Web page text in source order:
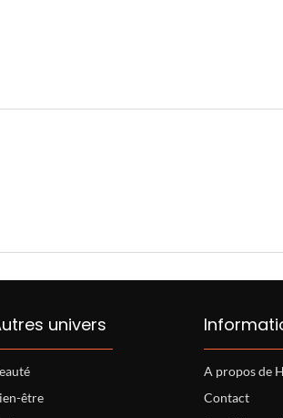
univers
être
A propos de
Contact